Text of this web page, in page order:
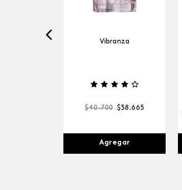
Vibranza
$40.700 $38 .665
Agregar